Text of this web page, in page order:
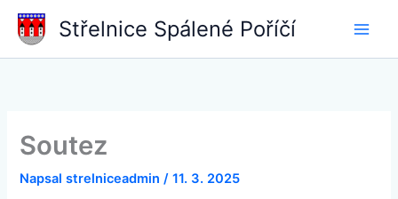
Přeskočit
Střelnice Spálené Poříčí
Soutez
Napsalstrelniceadmin/11. 3. 2025